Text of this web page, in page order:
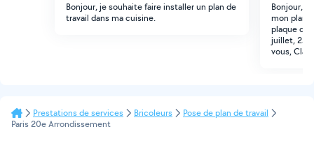
Bonjour, je souhaite faire installer un plan de
travail dans ma cuisine.
Bonjour,
mon plan
plaque de
juillet, 23/
vous,
Prestations de services Bricoleurs
Pose de plan de travail
Paris 20e Arrondissement